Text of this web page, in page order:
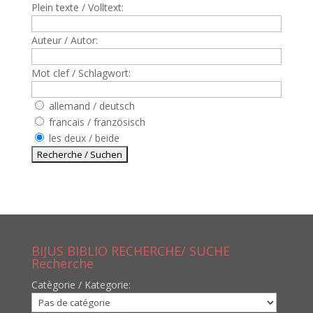
Plein texte / Volltext:
Auteur / Autor:
Mot clef / Schlagwort:
allemand / deutsch
francais / französisch
les deux / beide
BIJUS BIBLIO RECHERCHE/ SUCHE
Recherche
Catègorie / Kategorie: